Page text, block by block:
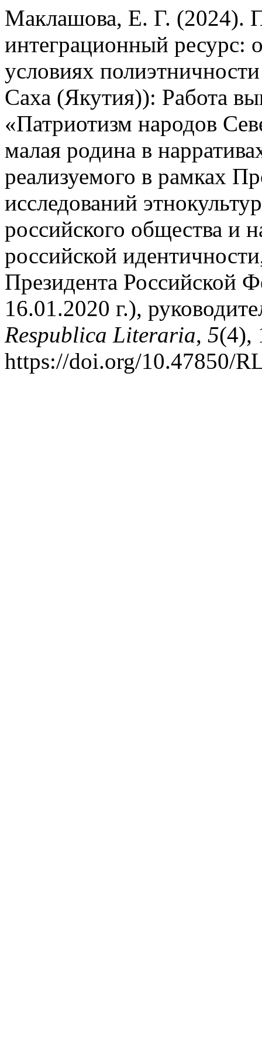
Маклашова, Е. Г. (2024).
интеграционный ресурс:
условиях
Саха (Якутия)): Работа
«Патриотизм народов
малая родина в
реализуемого в рамках
исследований
российского общества и
российской
Президента Российской
16.01.2020 г.),
Respublica Literaria, 5(4),
https://doi.org/10.47850/